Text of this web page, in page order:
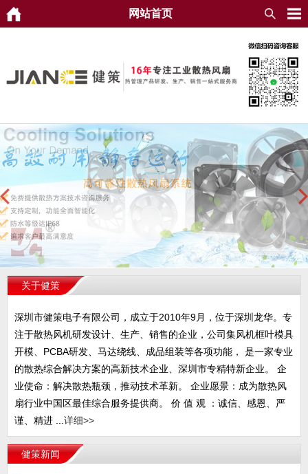
网站首页
关于健策
深圳市健策电子有限公司，成立于2010年9月，位于深圳龙华。专
注于散热风机研发设计、生产、销售的企业，公司集风机框叶模具
开模、PCBA研发、马达绕线、成品组装等各项功能， 是一家专业
的散热综合解决方案的高新技术企业、深圳市专精特新企业。 企
业使命：解决散热瓶颈，推动技术革新。 企业愿景：成为散热风
扇行业中国区最佳综合服务提供商。 价 值 观 ：诚信、感恩、严
谨、精进 ... 详细>>
健策新闻